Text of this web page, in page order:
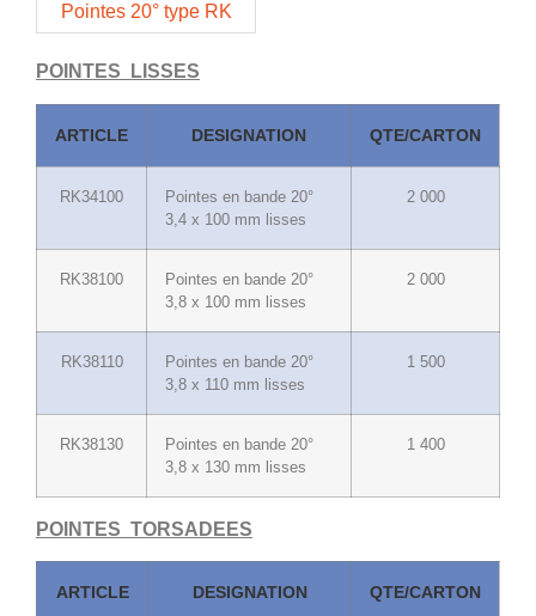
Pointes 20° type RK
POINTES LISSES
ARTICLE DESIGNATION QTE/CARTON
RK34100
Pointes en bande 20°
3,4 x 100 mm lisses
2 000
RK38100
Pointes en bande 20°
3,8 x 100 mm lisses
2 000
RK38110
Pointes en bande 20°
3,8 x 110 mm lisses
1 500
RK38130
Pointes en bande 20°
3,8 x 130 mm lisses
1 400
POINTES TORSADEES
ARTICLE DESIGNATION QTE/CARTON